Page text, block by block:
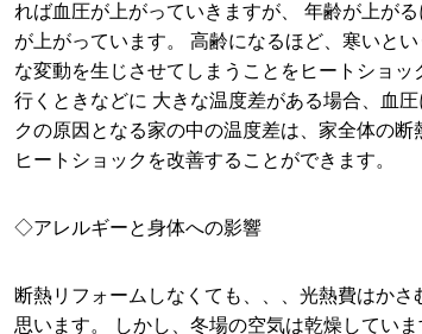
れば血圧が上がっていきますが、 年齢が上が
が上がっています。 高齢になるほど、寒いと
な変動を生じさせてしまうことをヒートショ
行くときなどに 大きな温度差がある場合、血
クの原因となる家の中の温度差は、家全体の
ヒートショックを改善することができます。
◇アレルギーと身体への影響
断熱リフォームしなくても、、、光熱費はか
思います。 しかし、冬場の空気は乾燥してい